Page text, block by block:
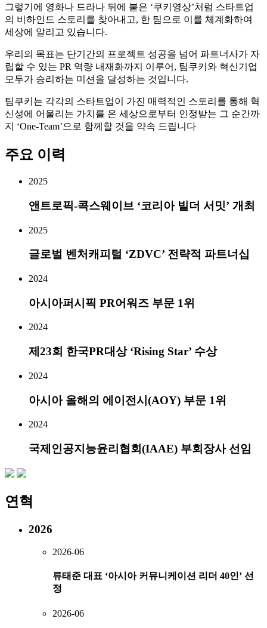
그렇기에 영화나 드라나 뒤에 붙은 ‘쿠키영상’처럼 스타트업
의 비하인드 스토리를 찾아내고, 한 팀으로 이를 체계화하여
세상에 알리고 있습니다.
우리의 목표는 단기간의 프로젝트 성공을 넘어 파트너사가 자
립할 수 있는 PR 역량 내재화까지 이루어, 팀쿠키와 혁신기업
모두가 승리하는 미션을 달성하는 것입니다.
팀쿠키는 각각의 스타트업이 가진 매력적인 스토리를 통해 혁
신성에 어울리는 가치를 온 세상으로부터 인정받는 그 순간까
지 ‘One-Team’으로 함께할 것을 약속 드립니다
주요 이력
2025
앤트로픽-콕스웨이브 ‘코리아 빌더 서밋’ 개최
2025
글로벌 벤처캐피털 ‘ZDVC’ 전략적 파트너십
2024
아시아퍼시픽 PR어워즈 부문 1위
2024
제23회 한국PR대상 ‘Rising Star’ 수상
2024
아시아 올해의 에이전시(AOY) 부문 1위
2024
국제인공지능윤리협회(IAAE) 부회장사 선임
연혁
2026
2026-06
류태준 대표 ‘아시아 커뮤니케이션 리더 40인’ 선
정
2026-06